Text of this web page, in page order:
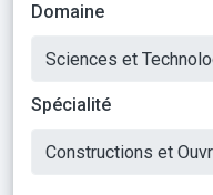
Domaine
Spécialité